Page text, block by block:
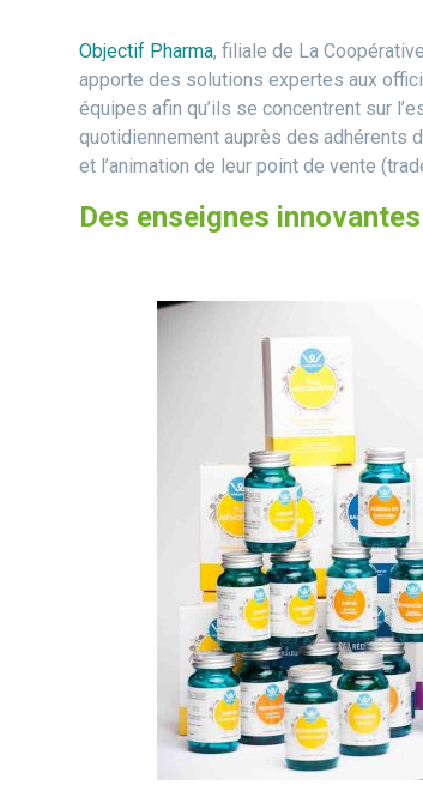
Objectif Pharma, filiale de La
apporte des solutions expertes aux
équipes afin qu’ils se concentrent sur
quotidiennement auprès des adhérents
et l’animation de leur point de vente
Des enseignes innovantes